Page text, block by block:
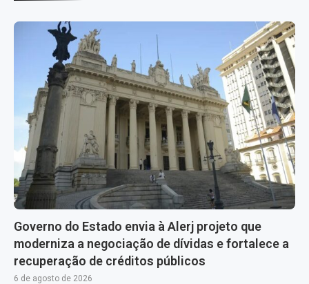
Governo do Estado envia à Alerj projeto que
moderniza a negociação de dívidas e fortalece a
recuperação de créditos públicos
6 de agosto de 2026